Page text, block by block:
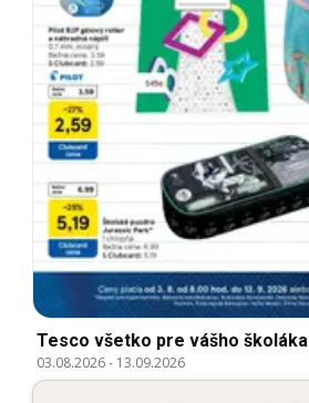
Tesco všetko pre vášho školáka
03.08.2026- 13.09.2026